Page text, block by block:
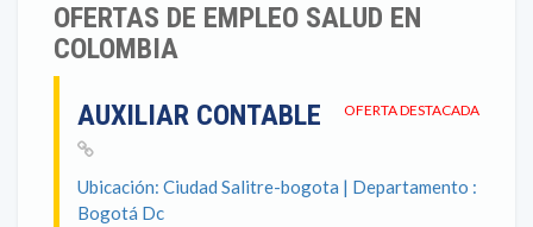
OFERTAS DE EMPLEO SALUD EN
COLOMBIA
OFERTA DESTACADA
AUXILIAR CONTABLE
Ubicación: Ciudad Salitre-bogota | Departamento :
Bogotá Dc